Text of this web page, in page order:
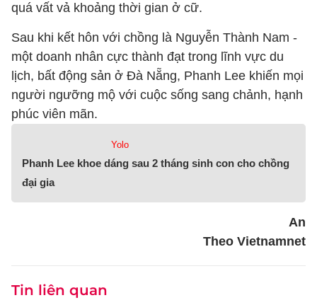
quá vất vả khoảng thời gian ở cữ.
Sau khi kết hôn với chồng là Nguyễn Thành Nam -
một doanh nhân cực thành đạt trong lĩnh vực du
lịch, bất động sản ở Đà Nẵng, Phanh Lee khiến mọi
người ngưỡng mộ với cuộc sống sang chảnh, hạnh
phúc viên mãn.
Yolo
Phanh Lee khoe dáng sau 2 tháng sinh con cho chồng
đại gia
An
Theo Vietnamnet
Tin liên quan